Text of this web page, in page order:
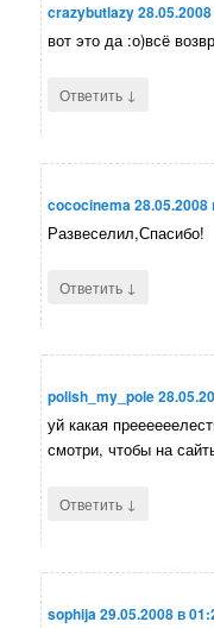
crazybutlazy
вот это да :о)всё
Ответить ↓
cococinema28.05.2008
Развеселил,Спасибо!
Ответить ↓
polish_my_pole
уй какая
смотри, чтобы на
Ответить ↓
sophija29.05.2008 в